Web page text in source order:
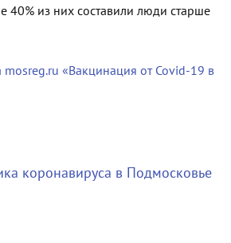
40% из них составили люди старше
mosreg.ru «Вакцинация от Covid-19 в
коронавируса в Подмосковье